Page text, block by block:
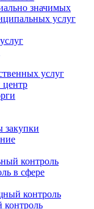
значимых
услуг
услуг
контроль
в сфере
контроль